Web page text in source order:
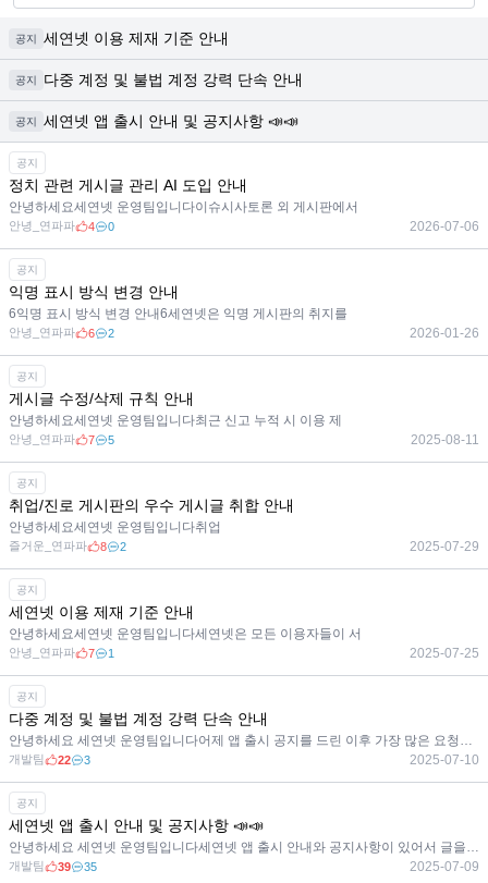
공지 세연넷 이용 제재 기준 안내
공지 다중 계정 및 불법 계정 강력 단속 안내
공지 세연넷 앱 출시 안내 및 공지사항 📣📣
공지
정치 관련 게시글 관리 AI 도입 안내
안녕하세요세연넷 운영팀입니다이슈시사토론 외 게시판에서
안녕_연파파 4 0 2026-07-06
공지
익명 표시 방식 변경 안내
6익명 표시 방식 변경 안내6세연넷은 익명 게시판의 취지를
안녕_연파파 6 2 2026-01-26
공지
게시글 수정/삭제 규칙 안내
안녕하세요세연넷 운영팀입니다최근 신고 누적 시 이용 제
안녕_연파파 7 5 2025-08-11
공지
취업/진로 게시판의 우수 게시글 취합 안내
안녕하세요세연넷 운영팀입니다취업
즐거운_연파파 8 2 2025-07-29
공지
세연넷 이용 제재 기준 안내
안녕하세요세연넷 운영팀입니다세연넷은 모든 이용자들이 서
안녕_연파파 7 1 2025-07-25
공지
다중 계정 및 불법 계정 강력 단속 안내
안녕하세요 세연넷 운영팀입니다어제 앱 출시 공지를 드린 이후 가장 많은 요청이 있었던
개발팀 22 3 2025-07-10
공지
세연넷 앱 출시 안내 및 공지사항 📣📣
안녕하세요 세연넷 운영팀입니다세연넷 앱 출시 안내와 공지사항이 있어서 글을 쓰게 되었습
개발팀 39 35 2025-07-09